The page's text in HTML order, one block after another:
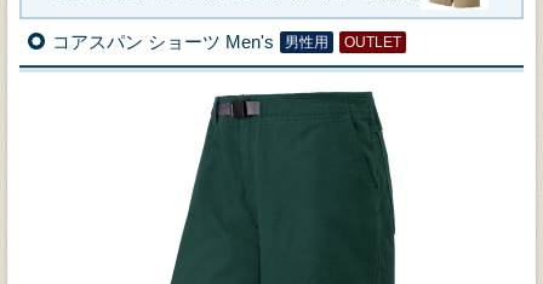
コアスパン ショーツ Men's 男性用 OUTLET